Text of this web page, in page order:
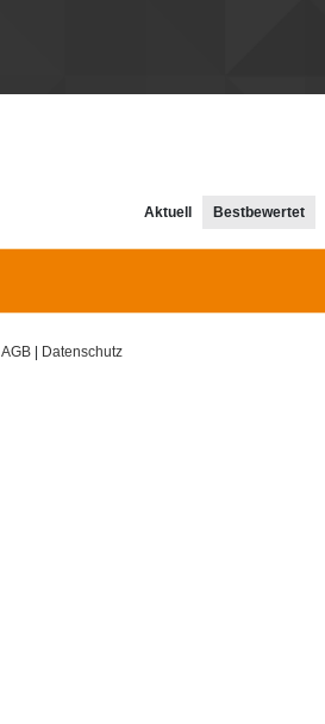
Aktuell Bestbewertet
AGB| Datenschutz